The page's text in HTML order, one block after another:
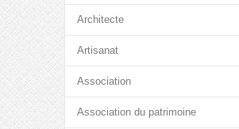
Architecte
Artisanat
Association
Association du patrimoine